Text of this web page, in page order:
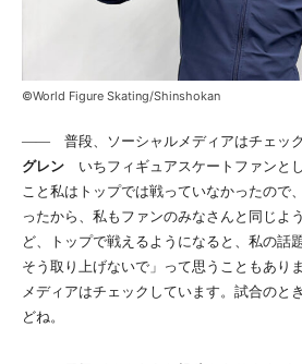
©World Figure Skating/Shinshokan
―― 普段、ソーシャルメディアはチェック
グレン いちフィギュアスケートファンと
こと私はトップでは戦っていなかったので
ったから、私もファンのみなさんと同じよ
ど、トップで戦えるようになると、私の話
そう取り上げないで」って思うこともあり
メディアはチェックしています。試合のと
どね。